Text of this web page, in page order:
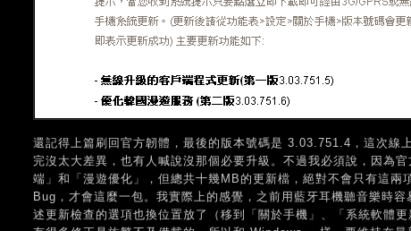
還記得上篇刷回官方韌體，最後的版本號碼是 3.03.751.4，這次線
完沒太大差異，也有人喊說沒那個必要升級。不過我必須說，因為
端」和「漫遊優化」，但總共十幾MB的更新檔，絕對不會只有這兩
Bug，才會這麼一包。我實際上的感覺，之前用藍牙耳機聽音樂時
述更新檢查的選項也換位置放了（移到「關於手機」、「系統軟體